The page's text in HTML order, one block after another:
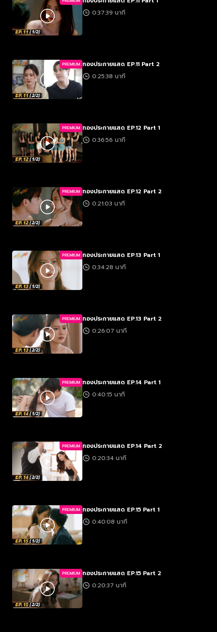
0:37:39 นาที
PREMIUM ทองประกายแสด EP.11 Part 2
0:25:38 นาที
PREMIUM ทองประกายแสด EP.12 Part 1
0:36:56 นาที
PREMIUM ทองประกายแสด EP.12 Part 2
0:21:03 นาที
PREMIUM ทองประกายแสด EP.13 Part 1
0:34:28 นาที
PREMIUM ทองประกายแสด EP.13 Part 2
0:26:07 นาที
PREMIUM ทองประกายแสด EP.14 Part 1
0:40:15 นาที
PREMIUM ทองประกายแสด EP.14 Part 2
0:20:34 นาที
PREMIUM ทองประกายแสด EP.15 Part 1
0:40:08 นาที
PREMIUM ทองประกายแสด EP.15 Part 2
0:20:37 นาที